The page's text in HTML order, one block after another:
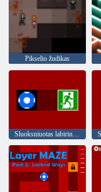
Pikselio žudikas
Sluoksniuotas labirintas